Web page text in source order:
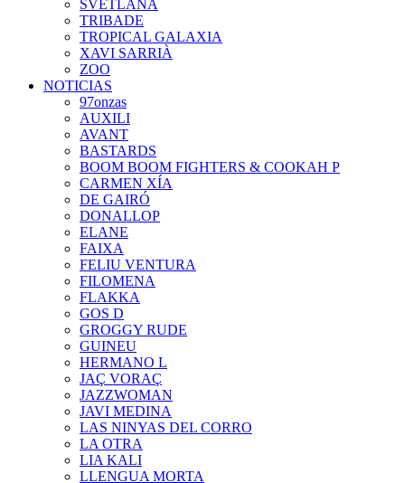
SVETLANA
TRIBADE
TROPICAL GALAXIA
XAVI SARRIÀ
ZOO
NOTICIAS
97onzas
AUXILI
AVANT
BASTARDS
BOOM BOOM FIGHTERS & COOKAH P
CARMEN XÍA
DE GAIRÓ
DONALLOP
ELANE
FAIXA
FELIU VENTURA
FILOMENA
FLAKKA
GOS D
GROGGY RUDE
GUINEU
HERMANO L
JAÇ VORAÇ
JAZZWOMAN
JAVI MEDINA
LAS NINYAS DEL CORRO
LA OTRA
LIA KALI
LLENGUA MORTA